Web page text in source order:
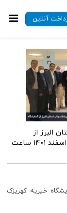
آنلاین
البرز از
تاریخ ۲۲, اسفند ۱۴۰۱ ساعت
خیریه کهریزک